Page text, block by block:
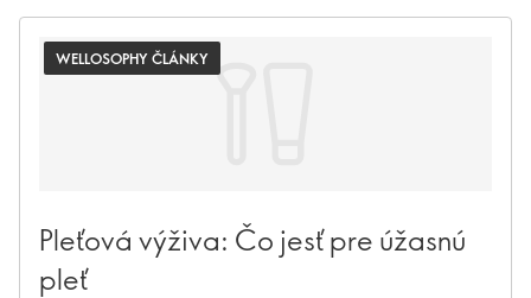
WELLOSOPHY ČLÁNKY
Pleťová výživa: Čo jesť pre úžasnú
pleť